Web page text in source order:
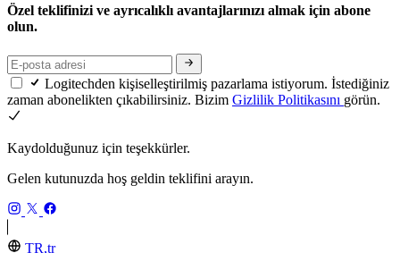
Özel teklifinizi ve ayrıcalıklı avantajlarınızı almak için abone
olun.
Logitechden kişiselleştirilmiş pazarlama istiyorum. İstediğiniz
zaman abonelikten çıkabilirsiniz. Bizim Gizlilik Politikasını görün.
Kaydolduğunuz için teşekkürler.
Gelen kutunuzda hoş geldin teklifini arayın.
TR,tr